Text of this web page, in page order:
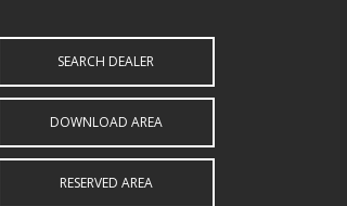
SEARCH DEALER
DOWNLOAD AREA
RESERVED AREA